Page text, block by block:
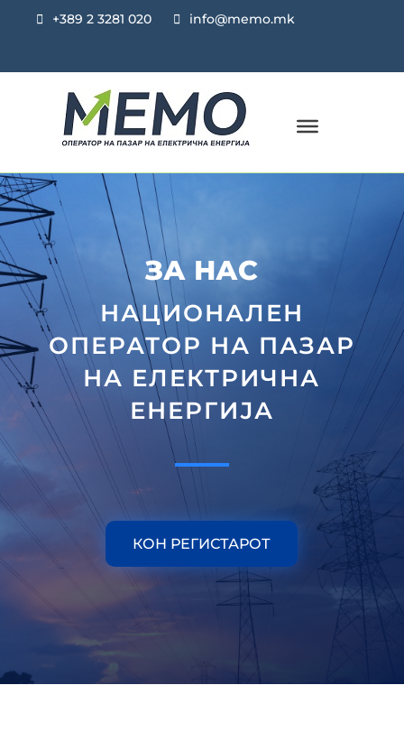
+389 2 3281 020 info@memo.mk
ПАЗАР НА ЕЕ
ЗА НАС
НАЦИОНАЛЕН
ОПЕРАТОР НА ПАЗАР
НА ЕЛЕКТРИЧНА
ЕНЕРГИЈА
КОН РЕГИСТАРОТ